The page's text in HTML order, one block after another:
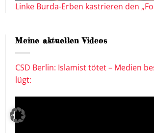
Linke Burda-Erben kastrieren den
Meine aktuellen Videos
CSD Berlin: Islamist tötet – Medien
lügt: